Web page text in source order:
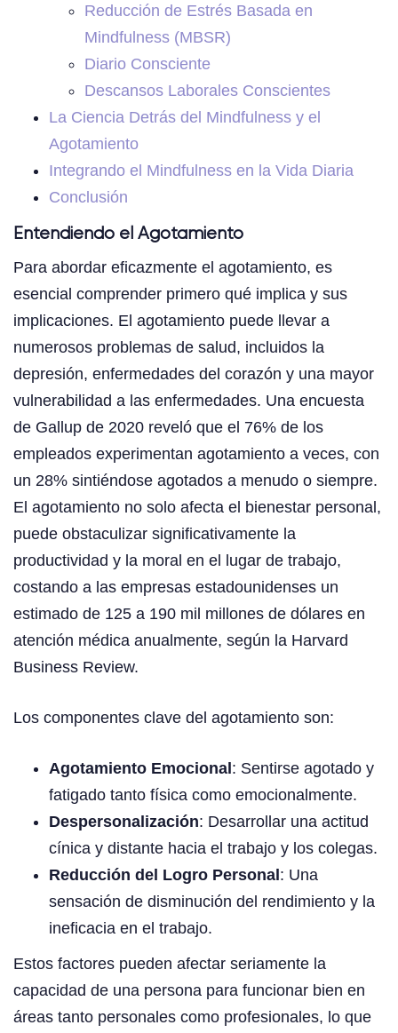
Reducción de Estrés Basada en
Mindfulness (MBSR)
Diario Consciente
Descansos Laborales Conscientes
La Ciencia Detrás del Mindfulness y el
Agotamiento
Integrando el Mindfulness en la Vida Diaria
Conclusión
Entendiendo el Agotamiento
Para abordar eficazmente el agotamiento, es
esencial comprender primero qué implica y sus
implicaciones. El agotamiento puede llevar a
numerosos problemas de salud, incluidos la
depresión, enfermedades del corazón y una mayor
vulnerabilidad a las enfermedades. Una encuesta
de Gallup de 2020 reveló que el 76% de los
empleados experimentan agotamiento a veces, con
un 28% sintiéndose agotados a menudo o siempre.
El agotamiento no solo afecta el bienestar personal,
puede obstaculizar significativamente la
productividad y la moral en el lugar de trabajo,
costando a las empresas estadounidenses un
estimado de 125 a 190 mil millones de dólares en
atención médica anualmente, según la Harvard
Business Review.
Los componentes clave del agotamiento son:
Agotamiento Emocional: Sentirse agotado y
fatigado tanto física como emocionalmente.
Despersonalización: Desarrollar una actitud
cínica y distante hacia el trabajo y los colegas.
Reducción del Logro Personal: Una
sensación de disminución del rendimiento y la
ineficacia en el trabajo.
Estos factores pueden afectar seriamente la
capacidad de una persona para funcionar bien en
áreas tanto personales como profesionales, lo que